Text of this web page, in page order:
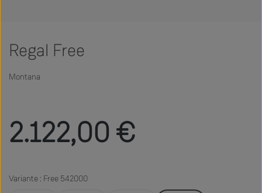
Regal Free
Montana
2.122,00 €
Variante : Free 542000